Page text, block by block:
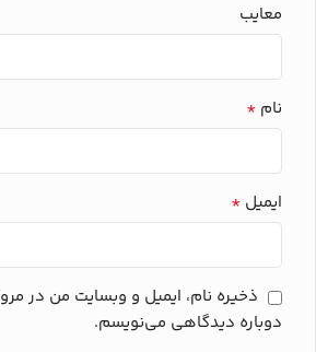
معایب
نام *
ایمیل *
ذخیره نام، ایمیل و وبسایت من در
دوباره دیدگاهی می‌نویسم.